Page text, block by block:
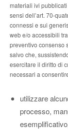
materiali ivi
sensi dell’art. 70-
connessi e sui
web e/o accessibili
preventivo consenso
salvo che,
esercitare il diritto di
necessari a
utilizzare
processo,